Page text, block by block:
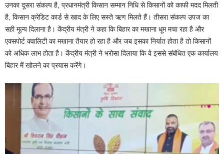
उनका दूसरा संकल्प है, प्रधानमंत्री किसान सम्मान निधि से किसानों को काफी मदद मिलती
है, किसान क्रेडिट कार्ड से खाद के लिए सस्ते ऋण मिलते हैं। तीसरा संकल्प उपज का
सही मूल्य दिलाना है। केंद्रीय मंत्री ने कहा कि बिहार का मखाना धूम मचा रहा है और
एक्सपोर्ट क्वालिटी का मखाना तैयार हो रहा है और जब इसका निर्यात होता है तो किसानों
को अधिक लाभ होता है। केंद्रीय मंत्री ने भरोसा दिलाया कि वे इससे संबंधित एक कार्यालय
बिहार में खोलने का प्रयास करेंगे।